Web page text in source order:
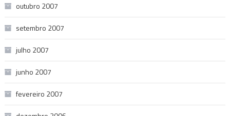
outubro 2007
setembro 2007
julho 2007
junho 2007
fevereiro 2007